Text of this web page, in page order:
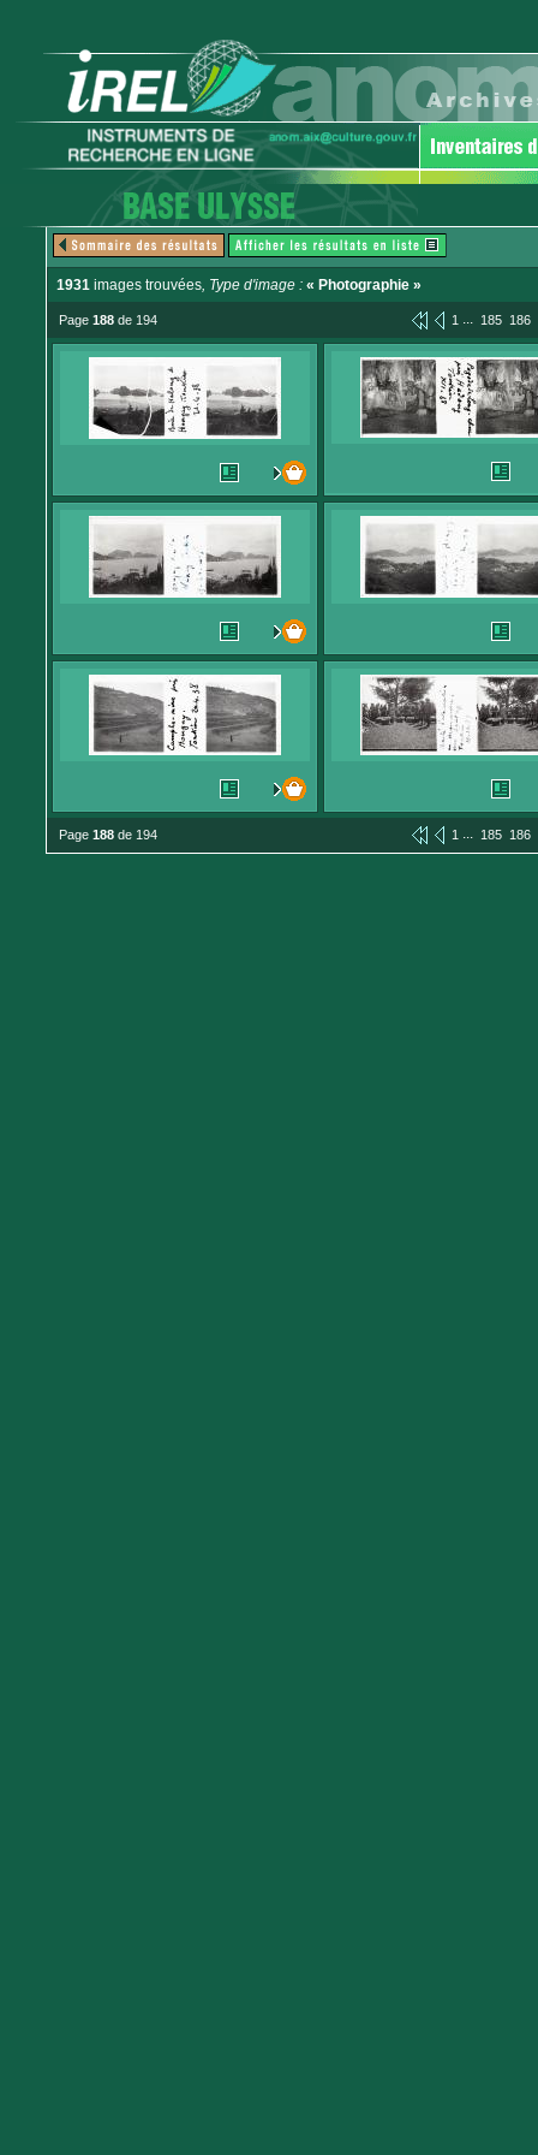
1931 images trouvées, Type d'image : « Photographie »
Page 188 de 194 1 ... 185 186
Page 188 de 194 1 ... 185 186